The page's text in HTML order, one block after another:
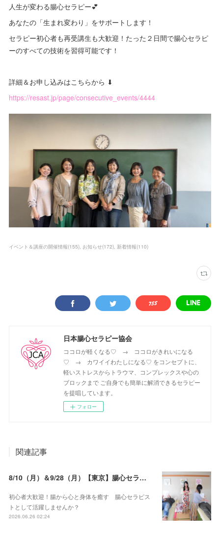
人生が変わる腸心セラピー💕
あなたの「生まれ変わり」をサポートします！
セラピー初心者も再受講生も大歓迎！たった２日間で腸心セラピ
ーのすべての技術を習得可能です！
詳細＆お申し込みはこちらから ⬇
https://resast.jp/page/consecutive_events/4444
イベント＆講座の開催情報(155) お知らせ(172) 新着情報(110)
日本腸心セラピー協会
ココロが軽くなる♡ → ココロがきれいになる
♡ → カワイイわたしになる♡ をコンセプトに、
軽いストレスからトラウマ、コンプレックスや心の
ブロックまで ご自身でも簡単に解消できるセラピー
を提唱しています。
フォロー
関連記事
8/10（月）＆9/28（月）【東京】腸心セラピスト養成コース《２日間コース》開講決定
初心者大歓迎！腸から心と身体を癒す 腸心セラピス
トとして活躍しませんか？
2026.06.26 02:24